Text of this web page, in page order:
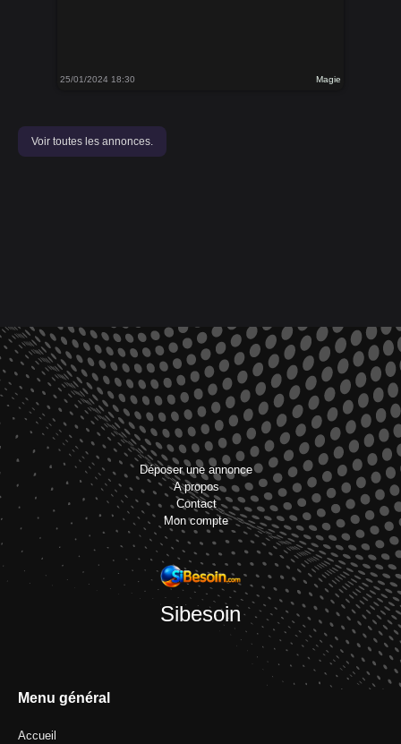
25/01/2024 18:30 Magie
Voir toutes les annonces.
Déposer une annonce
A propos
Contact
Mon compte
Sibesoin
Menu général
Accueil